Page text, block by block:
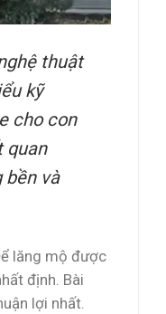
thuật
kỹ
cho con
quan
bền và
lăng mộ được
định. Bài
lợi nhất.